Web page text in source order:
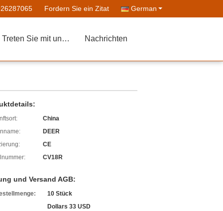
Fordern Sie ein Zitat German
Treten Sie mit uns in Verbindung Nachrichten
China
DEER
CE
CV18R
und Versand AGB:
10 Stück
Dollars 33 USD